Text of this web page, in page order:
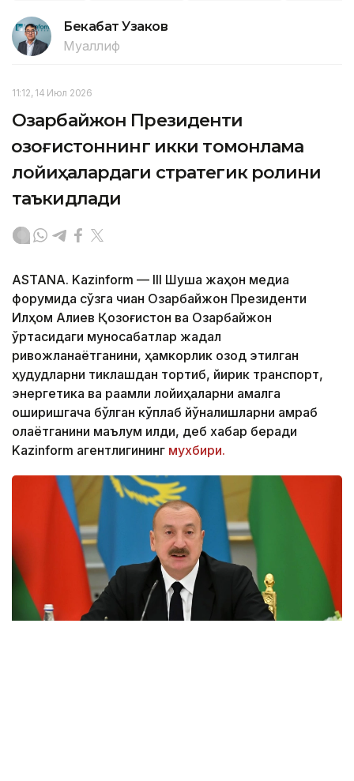
Бекабат Узаков
Муаллиф
11:12, 14 Июл 2026
Озарбайжон Президенти
Қозоғистоннинг икки томонлама
лойиҳалардаги стратегик ролини
таъкидлади
ASTANA. Kazinform — III Шуша жаҳон медиа
форумида сўзга чиққан Озарбайжон Президенти
Илҳом Алиев Қозоғистон ва Озарбайжон
ўртасидаги муносабатлар жадал
ривожланаётганини, ҳамкорлик озод этилган
ҳудудларни тиклашдан тортиб, йирик транспорт,
энергетика ва рақамли лойиҳаларни амалга
оширишгача бўлган кўплаб йўналишларни қамраб
олаётганини маълум қилди, деб хабар беради
Kazinform агентлигининг мухбири.